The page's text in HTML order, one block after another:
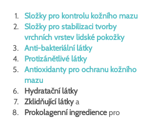
Složky pro kontrolu kožního mazu
Složky pro stabilizaci tvorby
vrchních vrstev lidské pokožky
Anti-bakteriální látky
Protizánětlivé látky
Antioxidanty pro ochranu kožního
mazu
Hydratační látky
Zklidňující látky a
Prokolagenní ingredience pro